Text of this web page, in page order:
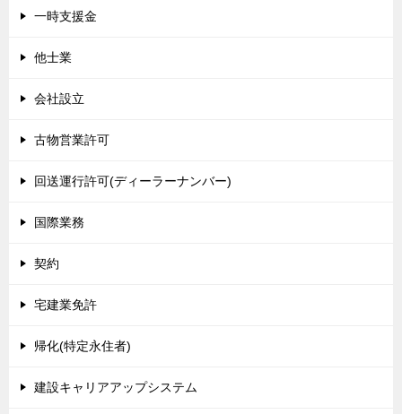
一時支援金
他士業
会社設立
古物営業許可
回送運行許可(ディーラーナンバー)
国際業務
契約
宅建業免許
帰化(特定永住者)
建設キャリアアップシステム